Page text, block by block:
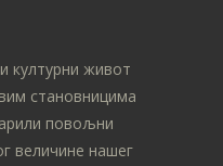
културни живот
становницима
повољни
величине нашег